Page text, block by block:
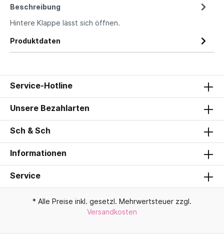
Beschreibung
Hintere Klappe lässt sich öffnen.
Produktdaten
Service-Hotline
Unsere Bezahlarten
Sch & Sch
Informationen
Service
* Alle Preise inkl. gesetzl. Mehrwertsteuer zzgl.
Versandkosten